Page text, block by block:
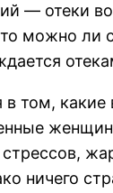
— отеки
можно ли
в том,
стрессов,
ничего